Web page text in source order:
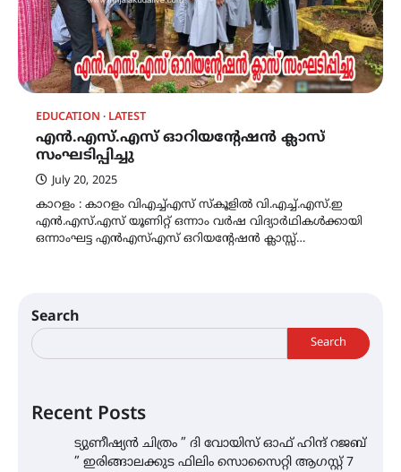
EDUCATION LATEST
എൻ.എസ്.എസ് ഓറിയന്റേഷൻ ക്ലാസ്
സംഘടിപ്പിച്ചു
July 20, 2025
കാറളം : കാറളം വിഎച്ച്എസ് സ്കൂളിൽ വി.എച്ച്.എസ്.ഇ
എൻ.എസ്.എസ് യൂണിറ്റ് ഒന്നാം വർഷ വിദ്യാർഥികൾക്കായി
ഒന്നാംഘട്ട എൻഎസ്എസ് ഒറിയന്റേഷൻ ക്ലാസ്സ്…
Search
Search
Recent Posts
ട്യുണീഷ്യൻ ചിത്രം ” ദി വോയിസ് ഓഫ് ഹിന്ദ് റജബ്
” ഇരിങ്ങാലക്കുട ഫിലിം സൊസൈറ്റി ആഗസ്റ്റ് 7